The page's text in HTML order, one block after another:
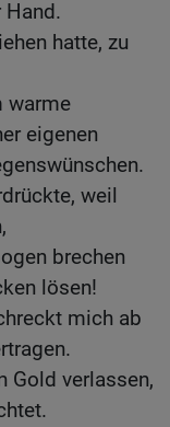
Hand.
hatte, zu
warme
eigenen
weil
brechen
lösen!
mich ab
Gold verlassen,